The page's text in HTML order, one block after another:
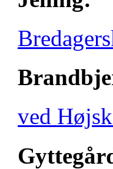
ved